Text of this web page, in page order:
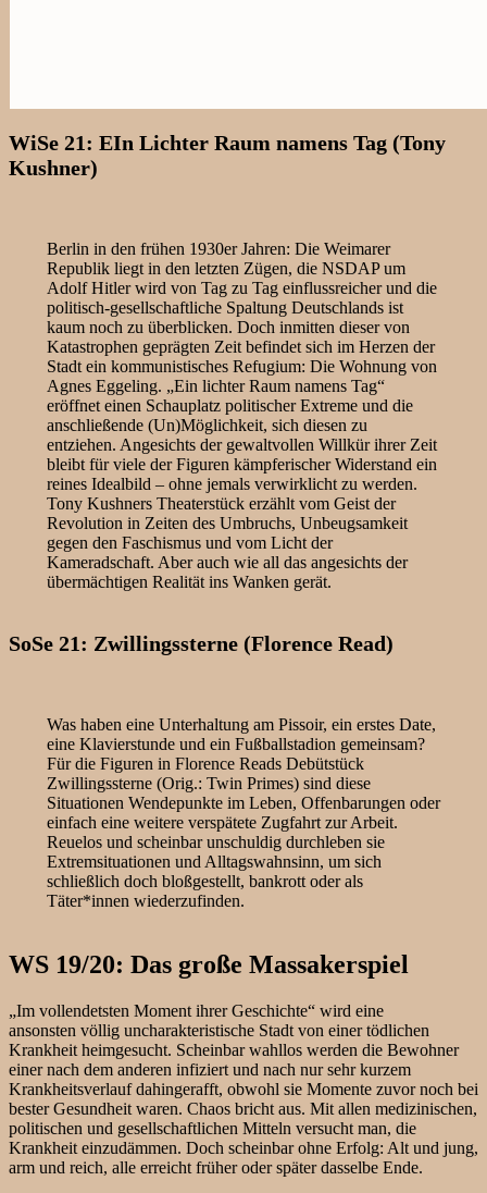
WiSe 21: EIn Lichter Raum namens Tag (Tony
Kushner)
Berlin in den frühen 1930er Jahren: Die Weimarer
Republik liegt in den letzten Zügen, die NSDAP um
Adolf Hitler wird von Tag zu Tag einflussreicher und die
politisch-gesellschaftliche Spaltung Deutschlands ist
kaum noch zu überblicken. Doch inmitten dieser von
Katastrophen geprägten Zeit befindet sich im Herzen der
Stadt ein kommunistisches Refugium: Die Wohnung von
Agnes Eggeling. „Ein lichter Raum namens Tag“
eröffnet einen Schauplatz politischer Extreme und die
anschließende (Un)Möglichkeit, sich diesen zu
entziehen. Angesichts der gewaltvollen Willkür ihrer Zeit
bleibt für viele der Figuren kämpferischer Widerstand ein
reines Idealbild – ohne jemals verwirklicht zu werden.
Tony Kushners Theaterstück erzählt vom Geist der
Revolution in Zeiten des Umbruchs, Unbeugsamkeit
gegen den Faschismus und vom Licht der
Kameradschaft. Aber auch wie all das angesichts der
übermächtigen Realität ins Wanken gerät.
SoSe 21: Zwillingssterne (Florence Read)
Was haben eine Unterhaltung am Pissoir, ein erstes Date,
eine Klavierstunde und ein Fußballstadion gemeinsam?
Für die Figuren in Florence Reads Debütstück
Zwillingssterne (Orig.: Twin Primes) sind diese
Situationen Wendepunkte im Leben, Offenbarungen oder
einfach eine weitere verspätete Zugfahrt zur Arbeit.
Reuelos und scheinbar unschuldig durchleben sie
Extremsituationen und Alltagswahnsinn, um sich
schließlich doch bloßgestellt, bankrott oder als
Täter*innen wiederzufinden.
WS 19/20: Das große Massakerspiel
„Im vollendetsten Moment ihrer Geschichte“ wird eine
ansonsten völlig uncharakteristische Stadt von einer tödlichen
Krankheit heimgesucht. Scheinbar wahllos werden die Bewohner
einer nach dem anderen infiziert und nach nur sehr kurzem
Krankheitsverlauf dahingerafft, obwohl sie Momente zuvor noch bei
bester Gesundheit waren. Chaos bricht aus. Mit allen medizinischen,
politischen und gesellschaftlichen Mitteln versucht man, die
Krankheit einzudämmen. Doch scheinbar ohne Erfolg: Alt und jung,
arm und reich, alle erreicht früher oder später dasselbe Ende.